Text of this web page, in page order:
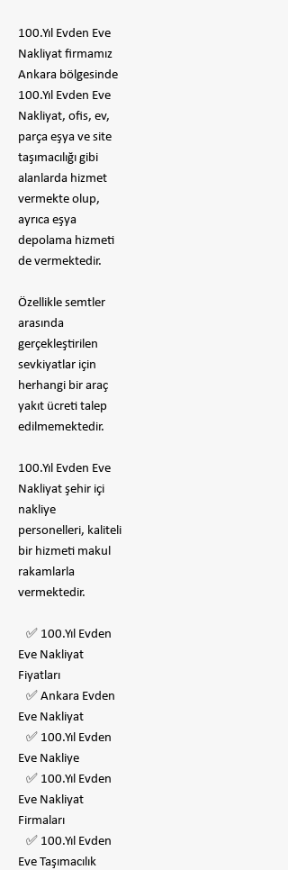
100.Yıl Evden Eve
Nakliyat firmamız
Ankara bölgesinde
100.Yıl Evden Eve
Nakliyat, ofis, ev,
parça eşya ve site
taşımacılığı gibi
alanlarda hizmet
vermekte olup,
ayrıca eşya
depolama hizmeti
de vermektedir.
Özellikle semtler
arasında
gerçekleştirilen
sevkiyatlar için
herhangi bir araç
yakıt ücreti talep
edilmemektedir.
100.Yıl Evden Eve
Nakliyat şehir içi
nakliye
personelleri, kaliteli
bir hizmeti makul
rakamlarla
vermektedir.
✅ 100.Yıl Evden
Eve Nakliyat
Fiyatları
✅ Ankara Evden
Eve Nakliyat
✅ 100.Yıl Evden
Eve Nakliye
✅ 100.Yıl Evden
Eve Nakliyat
Firmaları
✅ 100.Yıl Evden
Eve Taşımacılık